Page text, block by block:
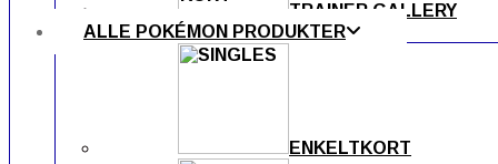
TRAINER GALLERY
ALLE POKÉMON PRODUKTER
ENKELTKORT